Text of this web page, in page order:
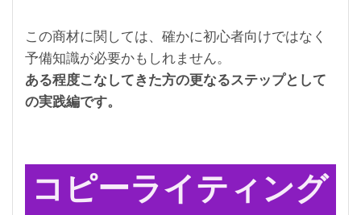
この商材に関しては、確かに初心者向けではなく
予備知識が必要かもしれません。
ある程度こなしてきた方の更なるステップとして
の実践編です。
コピーライティング